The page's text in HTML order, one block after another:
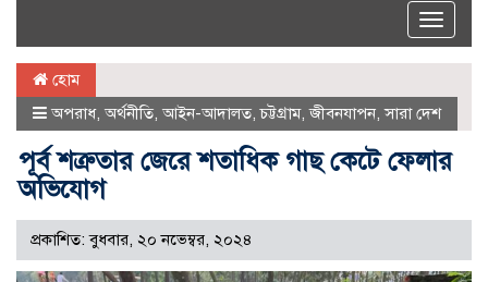
Toggle
হোম
অপরাধ, অর্থনীতি, আইন-আদালত,চট্টগ্রাম,জীবনযাপন,সারা দেশ
পূর্ব শত্রুতার জেরে শতাধিক গাছ কেটে ফেলার
অভিযোগ
প্রকাশিত: বুধবার, ২০ নভেম্বর, ২০২৪